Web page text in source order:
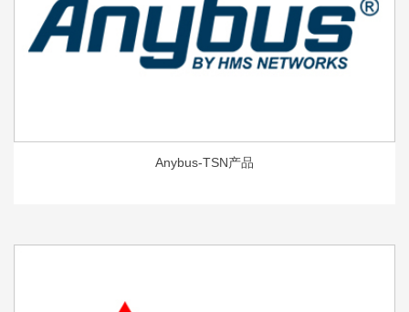
Anybus-TSN产品